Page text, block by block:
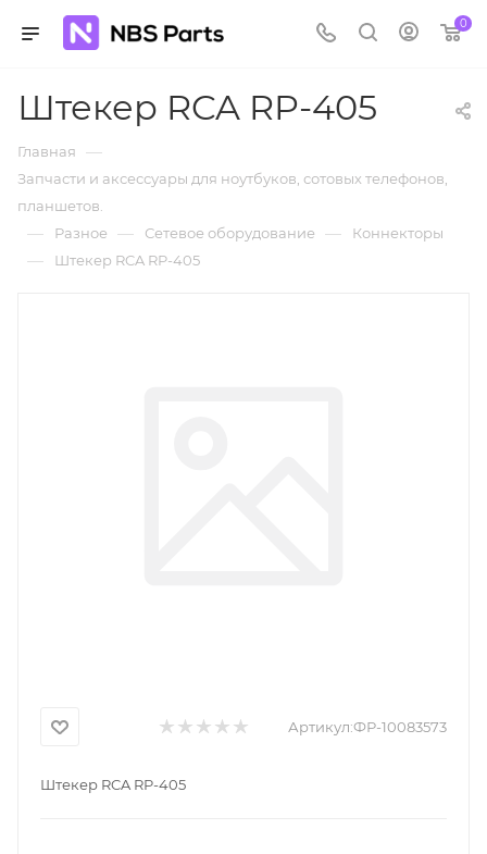
0
Штекер RCA RP-405
Главная —
Запчасти и аксессуары для ноутбуков, сотовых телефонов,
планшетов.
— Разное — Сетевое оборудование — Коннекторы
— Штекер RCA RP-405
Артикул:ФР-10083573
Штекер RCA RP-405